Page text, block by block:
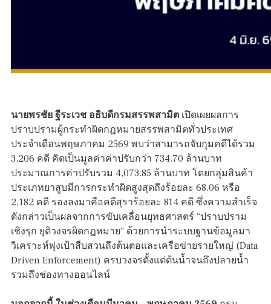
นายพรชัย ฐีระเวช อธิบดีกรมสรรพสามิต เปิดเผยผลการ
ปราบปรามผู้กระทำผิดกฎหมายสรรพสามิตทั่วประเทศ
ประจำเดือนพฤษภาคม 2569 พบว่าสามารถจับกุมคดีได้รวม
3,206 คดี คิดเป็นมูลค่าค่าปรับกว่า 734.70 ล้านบาท
ประมาณการค่าปรับรวม 4,073.85 ล้านบาท โดยกลุ่มสินค้า
ประเภทยาสูบมีการกระทำผิดสูงสุดถึงร้อยละ 68.06 หรือ
2,182 คดี รองลงมาคือคดีสุราร้อยละ 814 คดี ซึ่งความสำเร็จ
ดังกล่าวเป็นผลจากการขับเคลื่อนยุทธศาสตร์ “ปราบปราม
เชิงรุก ยุติวงจรผิดกฎหมาย” ด้วยการนำระบบฐานข้อมูลมา
วิเคราะห์พุ่งเป้าสืบสวนถึงต้นตอและเครือข่ายรายใหญ่ (Data
Driven Enforcement) ครบวงจรตั้งแต่ต้นน้ำจนถึงปลายน้ำ
รวมถึงช่องทางออนไลน์